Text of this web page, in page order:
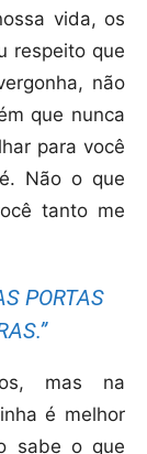
vida, os
respeito que
não
que nunca
para você
Não o que
tanto me
PORTAS
mas na
é melhor
sabe o que